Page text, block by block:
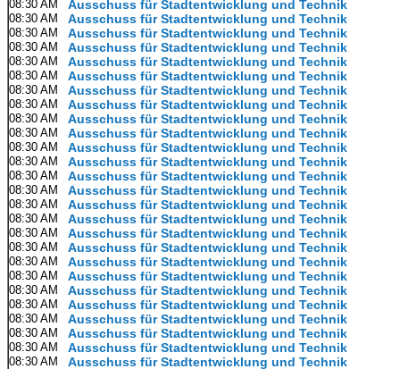
08:30 AM Ausschuss für Stadtentwicklung und Technik
08:30 AM Ausschuss für Stadtentwicklung und Technik
08:30 AM Ausschuss für Stadtentwicklung und Technik
08:30 AM Ausschuss für Stadtentwicklung und Technik
08:30 AM Ausschuss für Stadtentwicklung und Technik
08:30 AM Ausschuss für Stadtentwicklung und Technik
08:30 AM Ausschuss für Stadtentwicklung und Technik
08:30 AM Ausschuss für Stadtentwicklung und Technik
08:30 AM Ausschuss für Stadtentwicklung und Technik
08:30 AM Ausschuss für Stadtentwicklung und Technik
08:30 AM Ausschuss für Stadtentwicklung und Technik
08:30 AM Ausschuss für Stadtentwicklung und Technik
08:30 AM Ausschuss für Stadtentwicklung und Technik
08:30 AM Ausschuss für Stadtentwicklung und Technik
08:30 AM Ausschuss für Stadtentwicklung und Technik
08:30 AM Ausschuss für Stadtentwicklung und Technik
08:30 AM Ausschuss für Stadtentwicklung und Technik
08:30 AM Ausschuss für Stadtentwicklung und Technik
08:30 AM Ausschuss für Stadtentwicklung und Technik
08:30 AM Ausschuss für Stadtentwicklung und Technik
08:30 AM Ausschuss für Stadtentwicklung und Technik
08:30 AM Ausschuss für Stadtentwicklung und Technik
08:30 AM Ausschuss für Stadtentwicklung und Technik
08:30 AM Ausschuss für Stadtentwicklung und Technik
08:30 AM Ausschuss für Stadtentwicklung und Technik
08:30 AM Ausschuss für Stadtentwicklung und Technik